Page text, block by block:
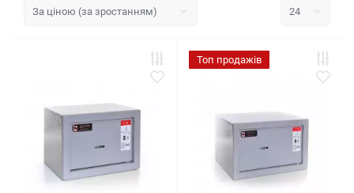
Топ продажів